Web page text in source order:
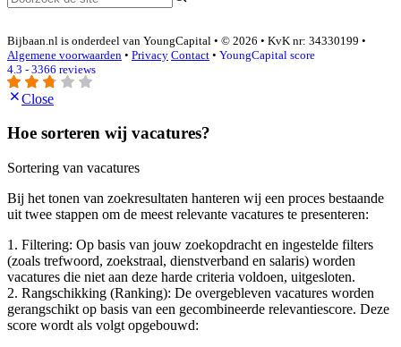
Bijbaan.nl is onderdeel van YoungCapital • © 2026 • KvK nr: 34330199 •
Algemene voorwaarden • Privacy Contact • YoungCapital score
4.3 - 3366 reviews
Close
Hoe sorteren wij vacatures?
Sortering van vacatures
Bij het tonen van zoekresultaten hanteren wij een proces bestaande
uit twee stappen om de meest relevante vacatures te presenteren:
1. Filtering: Op basis van jouw zoekopdracht en ingestelde filters
(zoals trefwoord, zoekstraal, dienstverband en salaris) worden
vacatures die niet aan deze harde criteria voldoen, uitgesloten.
2. Rangschikking (Ranking): De overgebleven vacatures worden
gerangschikt op basis van een gecombineerde relevantiescore. Deze
score wordt als volgt opgebouwd: